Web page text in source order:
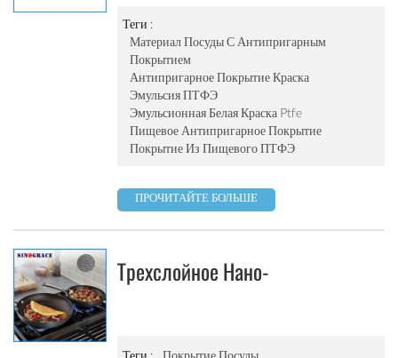
Покрытие Для Алюминиевой
Посуды
Теги :
Материал Посуды С Антипригарным
Покрытием
Антипригарное Покрытие Краска
Эмульсия ПТФЭ
Эмульсионная Белая Краска Ptfe
Пищевое Антипригарное Покрытие
Покрытие Из Пищевого ПТФЭ
ПРОЧИТАЙТЕ БОЛЬШЕ
Трехслойное Нано-
Теги :
Покрытие Посуды